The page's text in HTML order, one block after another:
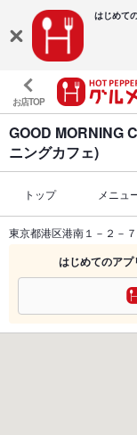
はじめて
お店TOP
GOOD MORNING
ニングカフェ)
トップ メニュ
東京都港区港南１－２－
はじめてのアプ